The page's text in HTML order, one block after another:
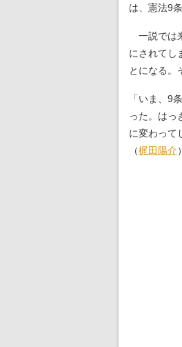
は、憲法9
一説では
にされてし
とになる。
「いま、9
った。はっ
に変わって
（梶田陽介）